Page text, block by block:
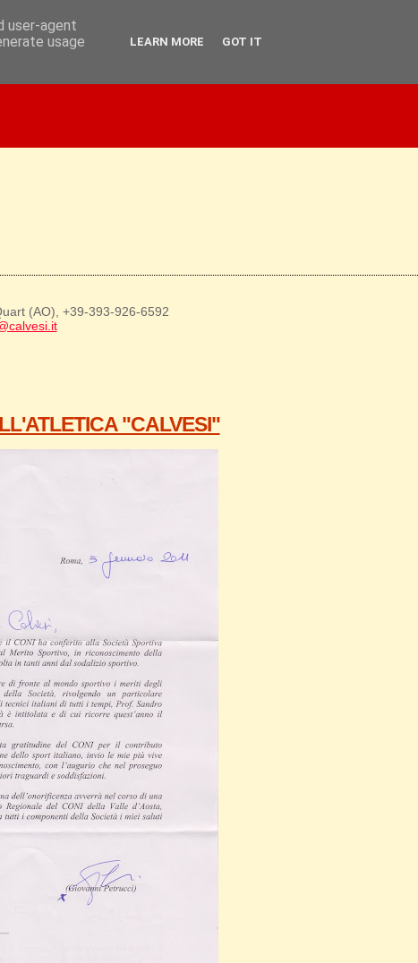
(AO), +39-393-926-6592
"CALVESI"
user-agent
usage
LEARN MORE GOT IT